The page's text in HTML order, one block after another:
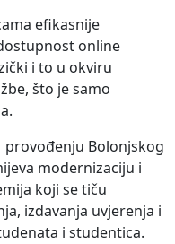
efikasnije
online
i to u okviru
što je samo
Bolonjskog
modernizaciju i
koji se tiču
izdavanja uvjerenja i
i studentica.